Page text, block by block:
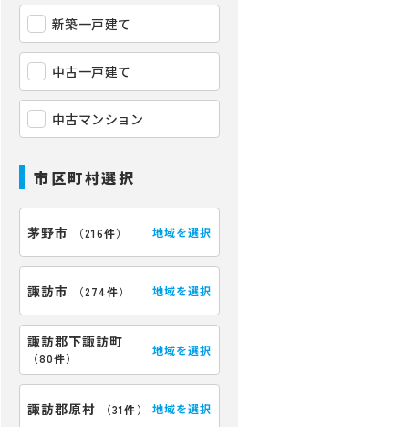
新築一戸建て
中古一戸建て
中古マンション
市区町村選択
茅野市 （216件） 地域を選択
諏訪市 （274件） 地域を選択
諏訪郡下諏訪町
（80件）
地域を選択
諏訪郡原村 （31件） 地域を選択